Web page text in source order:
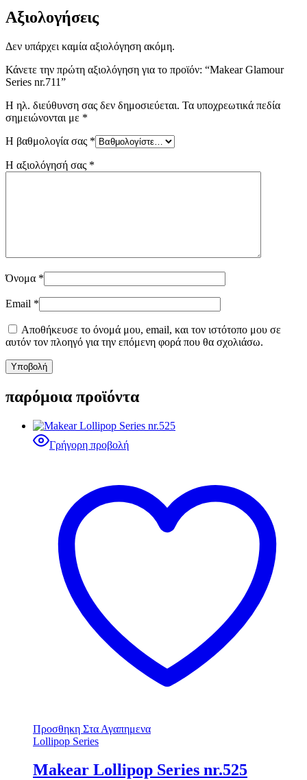
Αξιολογήσεις
Δεν υπάρχει καμία αξιολόγηση ακόμη.
Κάνετε την πρώτη αξιολόγηση για το προϊόν: “Makear Glamour
Series nr.711”
Η ηλ. διεύθυνση σας δεν δημοσιεύεται. Τα υποχρεωτικά πεδία
σημειώνονται με *
Η βαθμολογία σας *
Η αξιολόγησή σας *
Όνομα *
Email *
Αποθήκευσε το όνομά μου, email, και τον ιστότοπο μου σε
αυτόν τον πλοηγό για την επόμενη φορά που θα σχολιάσω.
παρόμοια προϊόντα
Γρήγορη προβολή
Προσθηκη Στα Αγαπημενα
Lollipop Series
Makear Lollipop Series nr.525